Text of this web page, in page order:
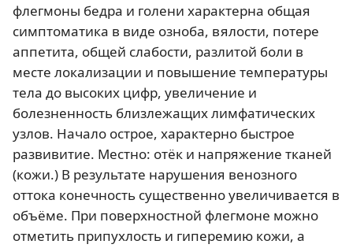
флегмоны бедра и голени характерна общая
симптоматика в виде озноба, вялости, потере
аппетита, общей слабости, разлитой боли в
месте локализации и повышение температуры
тела до высоких цифр, увеличение и
болезненность близлежащих лимфатических
узлов. Начало острое, характерно быстрое
развивитие. Местно: отёк и напряжение тканей
(кожи.) В результате нарушения венозного
оттока конечность существенно увеличивается в
объёме. При поверхностной флегмоне можно
отметить припухлость и гиперемию кожи, а